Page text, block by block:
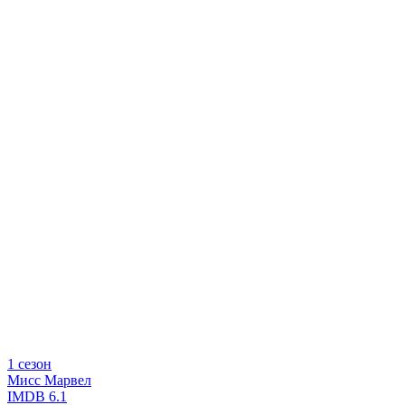
1 сезон
Мисс Марвел
IMDB 6.1